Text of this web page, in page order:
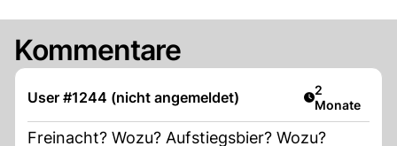
Kommentare
User #1244 (nicht angemeldet) Artikel
2
Monate
Freinacht? Wozu? Aufstiegsbier? Wozu?